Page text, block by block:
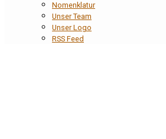
Nomenklatur
Unser Team
Unser Logo
RSS Feed